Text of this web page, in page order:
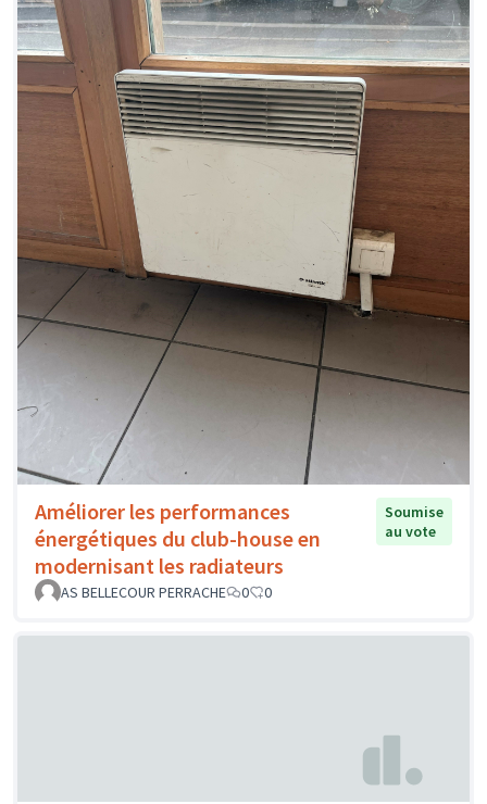
Améliorer les performances
énergétiques du club-house en
modernisant les radiateurs
Soumise
au vote
AS BELLECOUR PERRACHE 0 0